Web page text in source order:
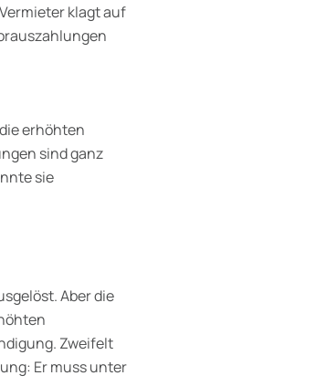
klagt auf
erhöhten
sind ganz
sie
Aber die
Zweifelt
Er muss unter